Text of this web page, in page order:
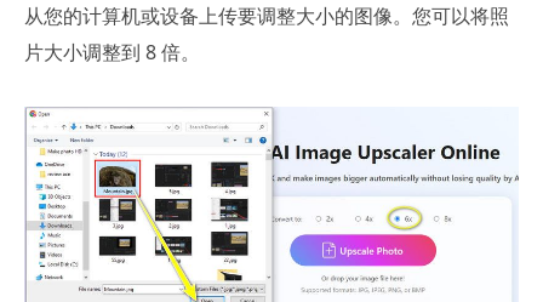
从您的计算机或设备上传要调整大小的图像。您可以将照
片大小调整到 8 倍。